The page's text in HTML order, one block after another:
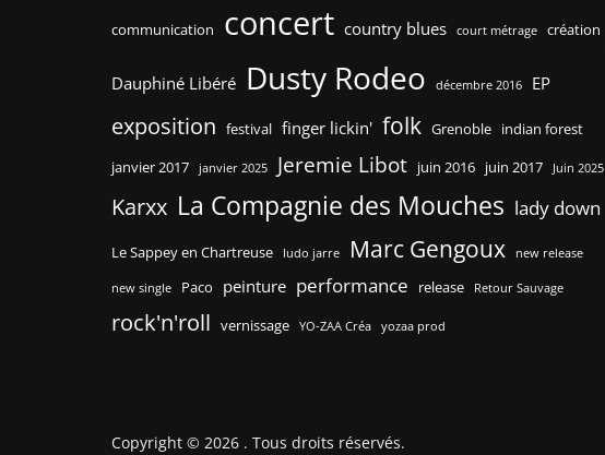
communication concert country blues court métrage création
Dauphiné Libéré Dusty Rodeo décembre 2016 EP
exposition festival finger lickin' folk Grenoble indian forest
janvier 2017
janvier 2025 Jeremie Libot juin 2016 juin 2017 Juin 2025
Karxx La Compagnie des Mouches lady down
Le Sappey en Chartreuse ludo jarre Marc Gengoux new release
new single Paco peinture performance release Retour Sauvage
rock'n'roll vernissage YO-ZAA Créa yozaa prod
Copyright © 2026 . Tous droits réservés.